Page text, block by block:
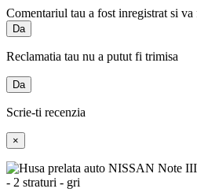
Comentariul tau a fost inregistrat si
Da
Reclamatia tau nu a putut fi trimisa
Da
Scrie-ti recenzia
×